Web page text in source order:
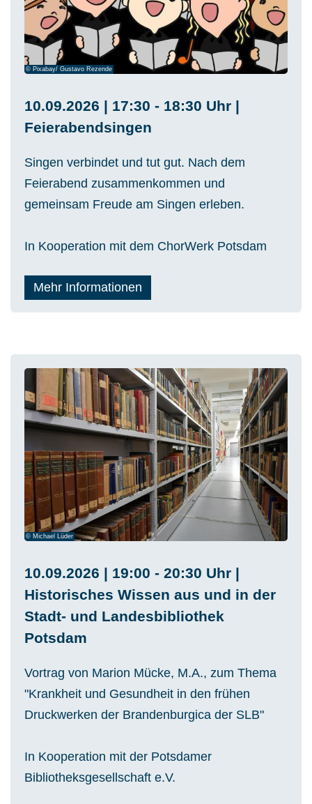
© Pixabay/ Gustavo Rezende
10.09.2026 | 17:30 - 18:30 Uhr |
Feierabendsingen
Singen verbindet und tut gut. Nach dem
Feierabend zusammenkommen und
gemeinsam Freude am Singen erleben.
In Kooperation mit dem ChorWerk Potsdam
Mehr Informationen
© Michael Lüder
10.09.2026 | 19:00 - 20:30 Uhr |
Historisches Wissen aus und in der
Stadt- und Landesbibliothek
Potsdam
Vortrag von Marion Mücke, M.A., zum Thema
"Krankheit und Gesundheit in den frühen
Druckwerken der Brandenburgica der SLB"
In Kooperation mit der Potsdamer
Bibliotheksgesellschaft e.V.